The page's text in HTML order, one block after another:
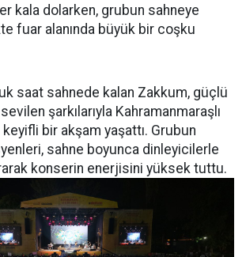
kala dolarken, grubun sahneye
fuar alanında büyük bir coşku
saat sahnede kalan Zakkum, güçlü
şarkılarıyla Kahramanmaraşlı
bir akşam yaşattı. Grubun
sahne boyunca dinleyicilerle
konserin enerjisini yüksek tuttu.